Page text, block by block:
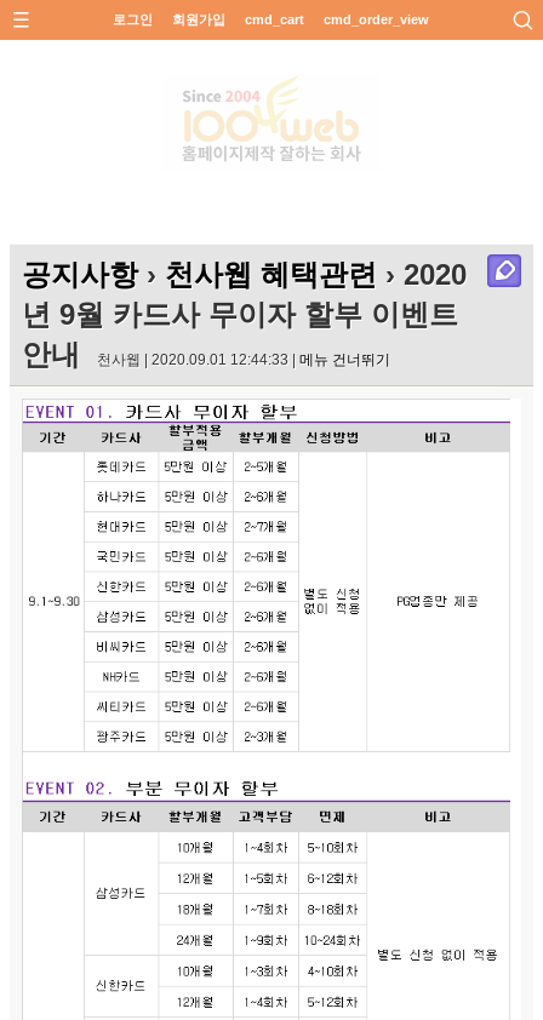
로그인 회원가입 cmd_cart cmd_order_view
공지사항› 천사웹 혜택관련 › 2020
년 9월 카드사 무이자 할부 이벤트
안내
천사웹 | 2020.09.01 12:44:33 | 메뉴 건너뛰기